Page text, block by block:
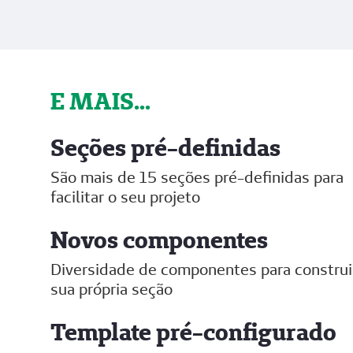
E MAIS...
Seções pré-definidas
São mais de 15 seções pré-definidas para
facilitar o seu projeto
Novos componentes
Diversidade de componentes para
sua própria seção
Template pré-configurado